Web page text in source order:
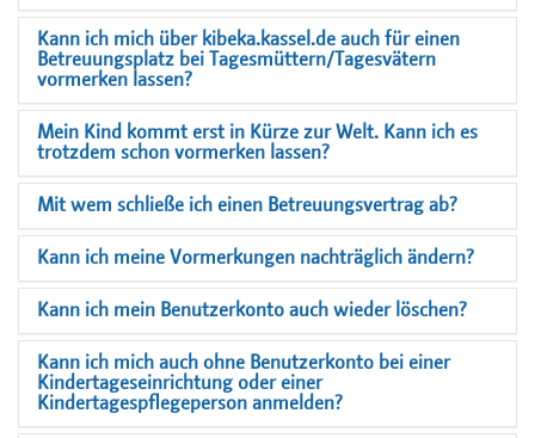
Kann ich mich über kibeka.kassel.de auch für einen
Betreuungsplatz bei Tagesmüttern/Tagesvätern
vormerken lassen?
Mein Kind kommt erst in Kürze zur Welt. Kann ich es
trotzdem schon vormerken lassen?
Mit wem schließe ich einen Betreuungsvertrag ab?
Kann ich meine Vormerkungen nachträglich ändern?
Kann ich mein Benutzerkonto auch wieder löschen?
Kann ich mich auch ohne Benutzerkonto bei einer
Kindertageseinrichtung oder einer
Kindertagespflegeperson anmelden?